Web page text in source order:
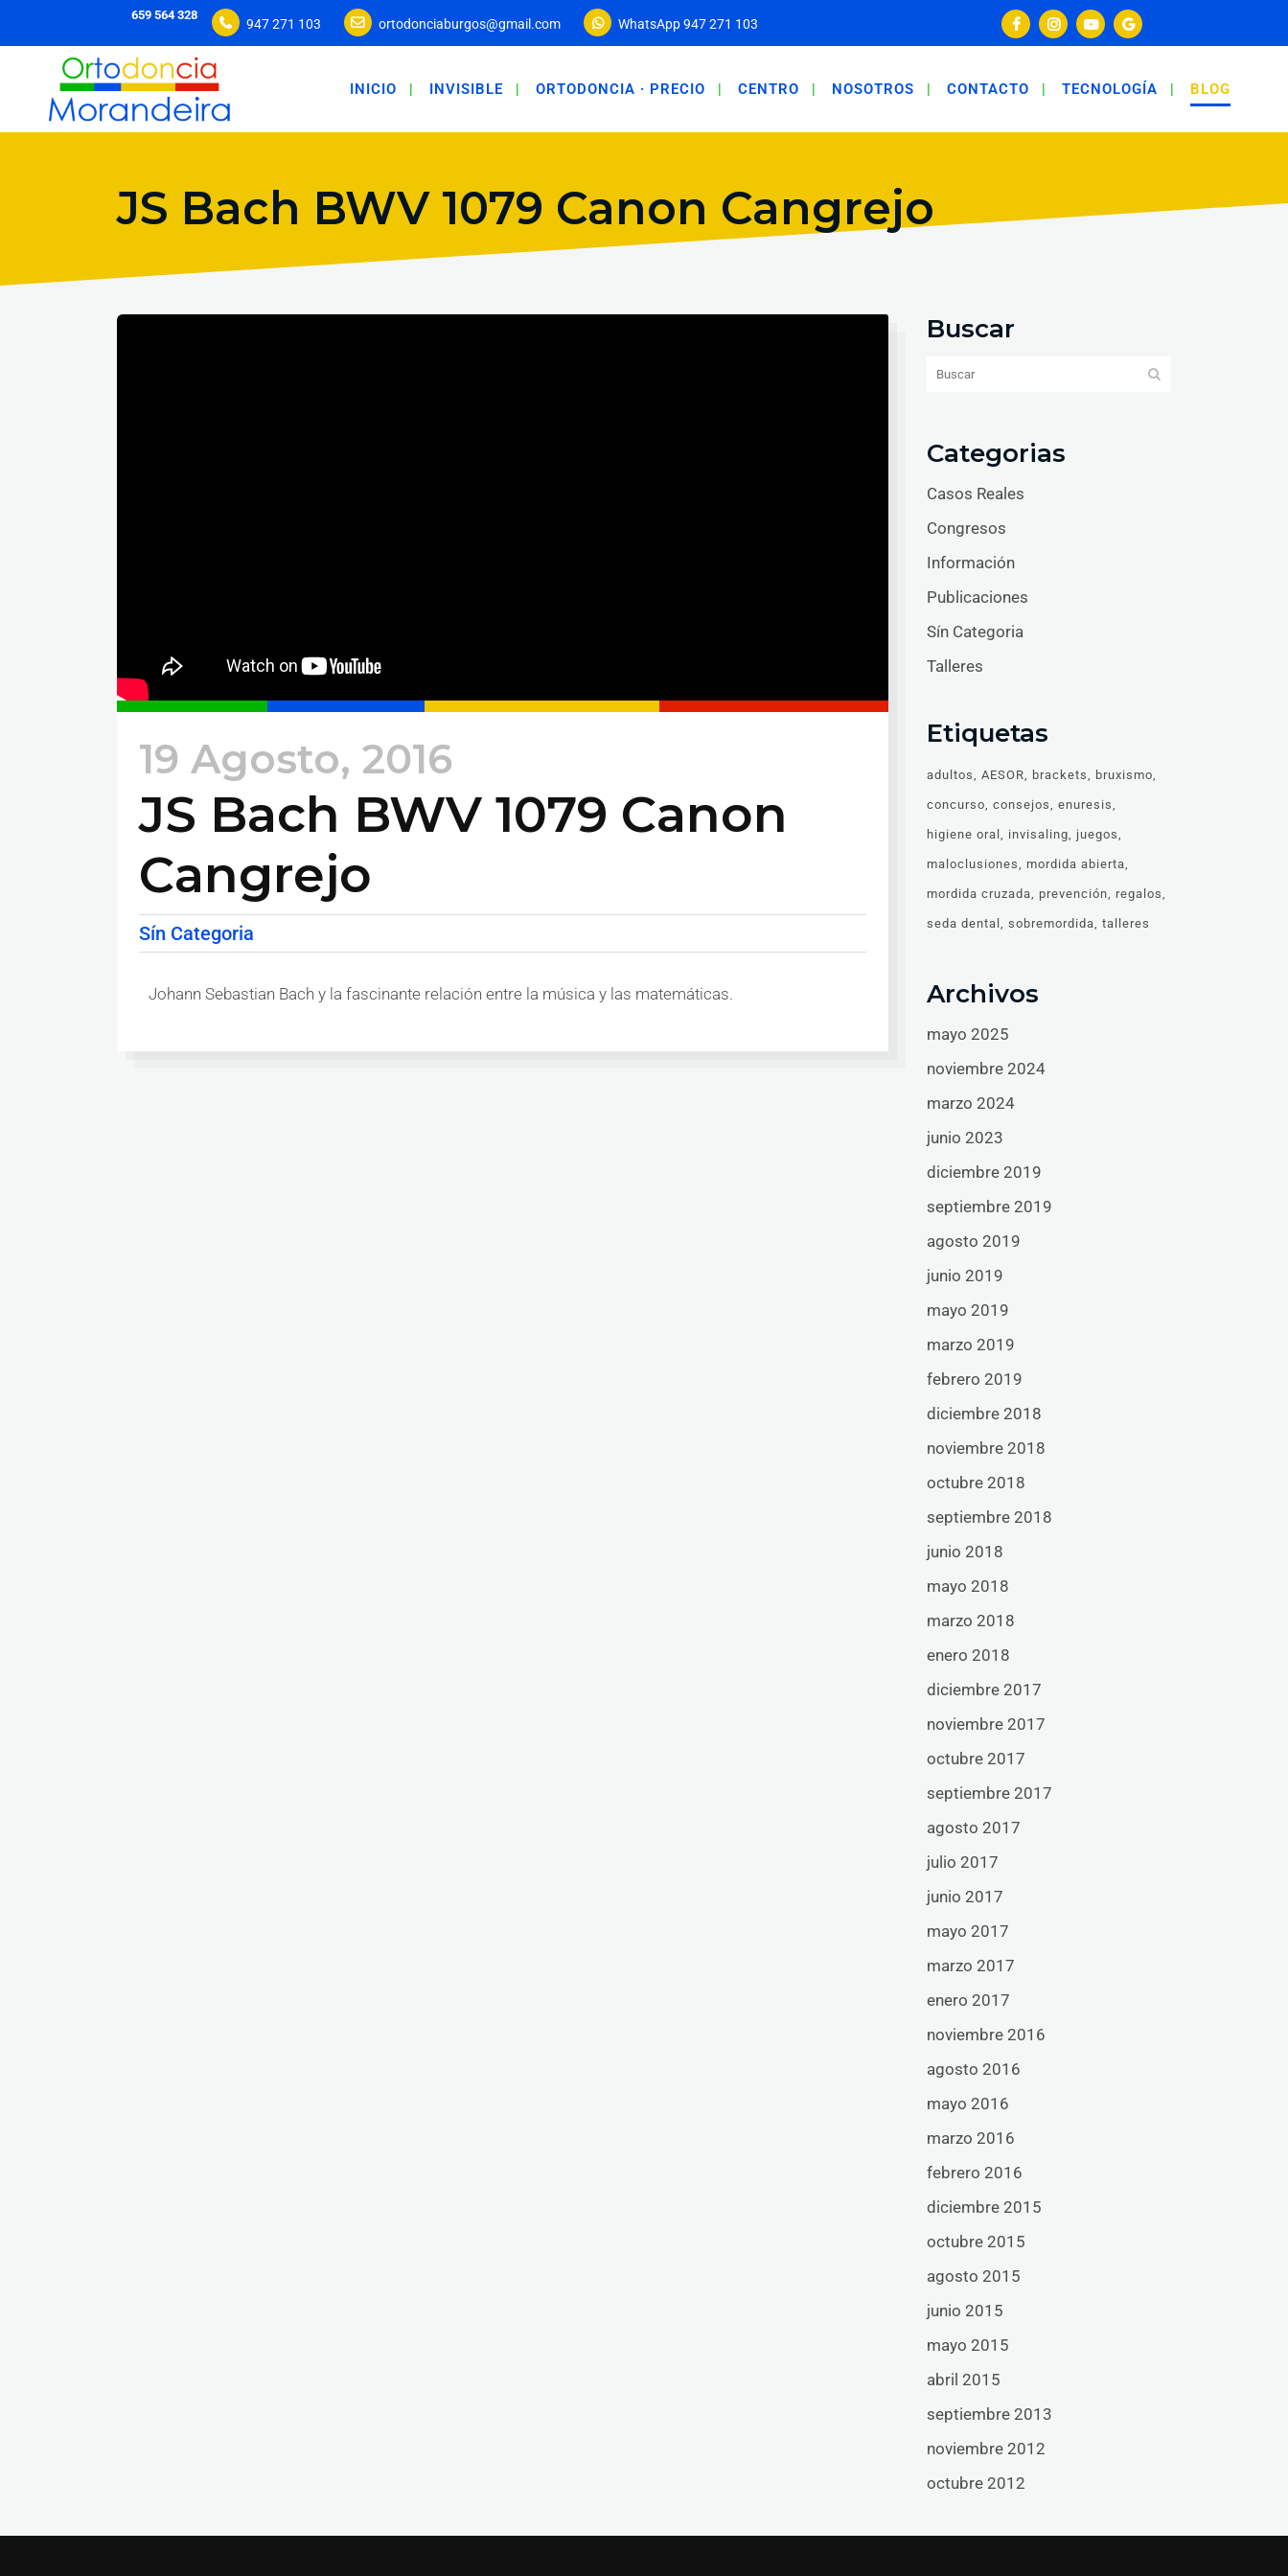
659 564 328
947 271 103 ortodonciaburgos@gmail.com WhatsApp 947 271 103
INICIO INVISIBLE ORTODONCIA · PRECIO CENTRO NOSOTROS CONTACTO TECNOLOGÍA BLOG
JS Bach BWV 1079 Canon Cangrejo
19 Agosto, 2016
JS Bach BWV 1079 Canon
Cangrejo
Sín Categoria
Johann Sebastian Bach y la fascinante relación entre la música y las matemáticas.
Buscar
Categorias
Casos Reales
Congresos
Información
Publicaciones
Sín Categoria
Talleres
Etiquetas
adultos AESOR brackets bruxismo
concurso consejos enuresis
higiene oral invisaling juegos
maloclusiones mordida abierta
mordida cruzada prevención regalos
seda dental sobremordida talleres
Archivos
mayo 2025
noviembre 2024
marzo 2024
junio 2023
diciembre 2019
septiembre 2019
agosto 2019
junio 2019
mayo 2019
marzo 2019
febrero 2019
diciembre 2018
noviembre 2018
octubre 2018
septiembre 2018
junio 2018
mayo 2018
marzo 2018
enero 2018
diciembre 2017
noviembre 2017
octubre 2017
septiembre 2017
agosto 2017
julio 2017
junio 2017
mayo 2017
marzo 2017
enero 2017
noviembre 2016
agosto 2016
mayo 2016
marzo 2016
febrero 2016
diciembre 2015
octubre 2015
agosto 2015
junio 2015
mayo 2015
abril 2015
septiembre 2013
noviembre 2012
octubre 2012